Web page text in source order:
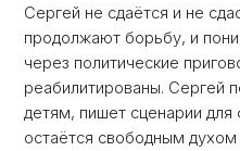
Сергей не сдаётся и не
продолжают борьбу, и
через политические
реабилитированы. Сергей
детям, пишет сценарии
остаётся свободным